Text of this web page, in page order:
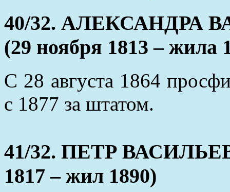
40/32. АЛЕКСАНДРА
(29 ноября 1813 – жила
С 28 августа 1864
с 1877 за штатом.
41/32. ПЕТР
1817 – жил 1890)